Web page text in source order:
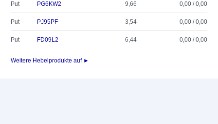
Put PG6KW2 9,66 0,00 / 0,00
Put PJ95PF 3,54 0,00 / 0,00
Put FD09L2 6,44 0,00 / 0,00
Weitere Hebelprodukte auf ►